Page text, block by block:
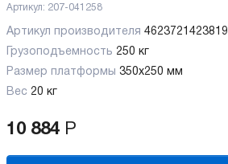
Артикул: 207-041258
Артикул производителя 4623721423819
Грузоподъемность 250 кг
Размер платформы 350х250 мм
Вес 20 кг
10 884 Р